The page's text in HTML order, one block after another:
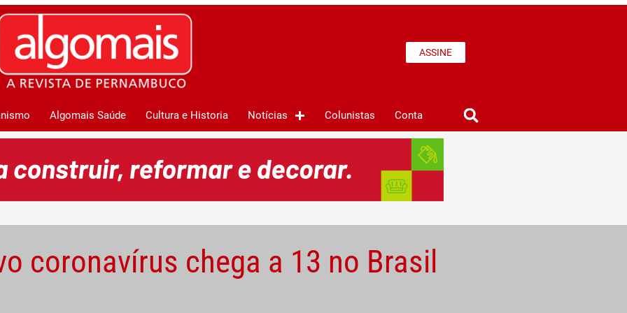
ASSINE
Algomais Saúde Cultura e Historia Notícias Colunistas Conta
coronavírus chega a 13 no Brasil